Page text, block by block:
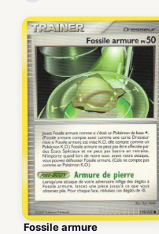
Fossile armure